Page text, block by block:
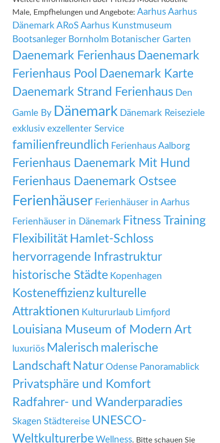
Male, Empfhelungen und Angebote: Aarhus Aarhus
Dänemark ARoS Aarhus Kunstmuseum
Bootsanleger Bornholm Botanischer Garten
Daenemark Ferienhaus Daenemark
Ferienhaus Pool Daenemark Karte
Daenemark Strand Ferienhaus Den
Gamle By Dänemark Dänemark Reiseziele
exklusiv exzellenter Service
familienfreundlich Ferienhaus Aalborg
Ferienhaus Daenemark Mit Hund
Ferienhaus Daenemark Ostsee
Ferienhäuser Ferienhäuser in Aarhus
Ferienhäuser in Dänemark Fitness Training
Flexibilität Hamlet-Schloss
hervorragende Infrastruktur
historische Städte Kopenhagen
Kosteneffizienz kulturelle
Attraktionen Kultururlaub Limfjord
Louisiana Museum of Modern Art
luxuriös Malerisch malerische
Landschaft Natur Odense Panoramablick
Privatsphäre und Komfort
Radfahrer- und Wanderparadies
Skagen Städtereise UNESCO-
Weltkulturerbe Wellness. Bitte schauen Sie